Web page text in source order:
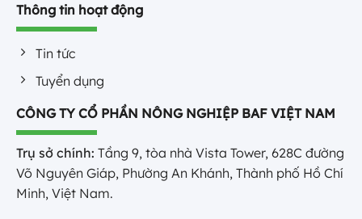
Thông tin hoạt động
Tin tức
Tuyển dụng
CÔNG TY CỔ PHẦN NÔNG NGHIỆP BAF VIỆT NAM
Trụ sở chính: Tầng 9, tòa nhà Vista Tower, 628C đường
Võ Nguyên Giáp, Phường An Khánh, Thành phố Hồ Chí
Minh, Việt Nam.